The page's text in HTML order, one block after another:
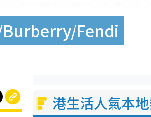
Burberry/Fendi
港生活人氣本